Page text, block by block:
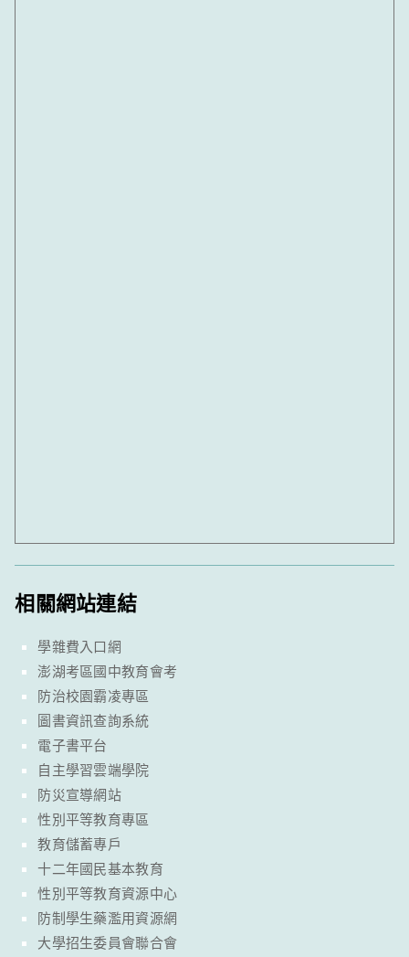
相關網站連結
學雜費入口網
澎湖考區國中教育會考
防治校園霸凌專區
圖書資訊查詢系統
電子書平台
自主學習雲端學院
防災宣導網站
性別平等教育專區
教育儲蓄專戶
十二年國民基本教育
性別平等教育資源中心
防制學生藥濫用資源網
大學招生委員會聯合會